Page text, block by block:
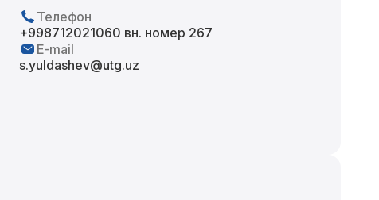
Телефон
+998712021060 вн. номер 267
E-mail
s.yuldashev@utg.uz